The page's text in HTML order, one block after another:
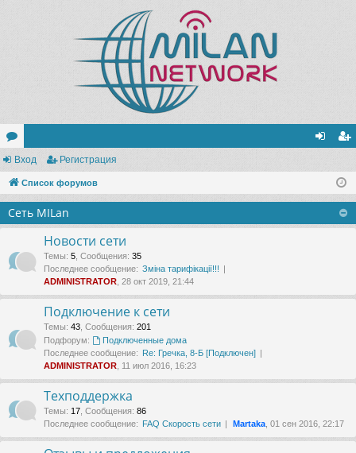
ор
ум
ы
ис
тр
ац
Вход Регистрация
Список форумов
Сеть MILan
Новости сети
Темы: 5 Сообщения: 35
Последнее сообщение: Зміна тарифікації!!!
ADMINISTRATOR , 28 окт 2019, 21:44
Подключение к сети
Темы: 43 Сообщения: 201
Подфорум:
Подключенные дома
Последнее сообщение: Re: Гречка, 8-Б [Подключен]
ADMINISTRATOR , 11 июл 2016, 16:23
Техподдержка
Темы: 17 Сообщения: 86
Последнее сообщение: FAQ Скорость сети Martaka , 01 сен 2016, 22:17